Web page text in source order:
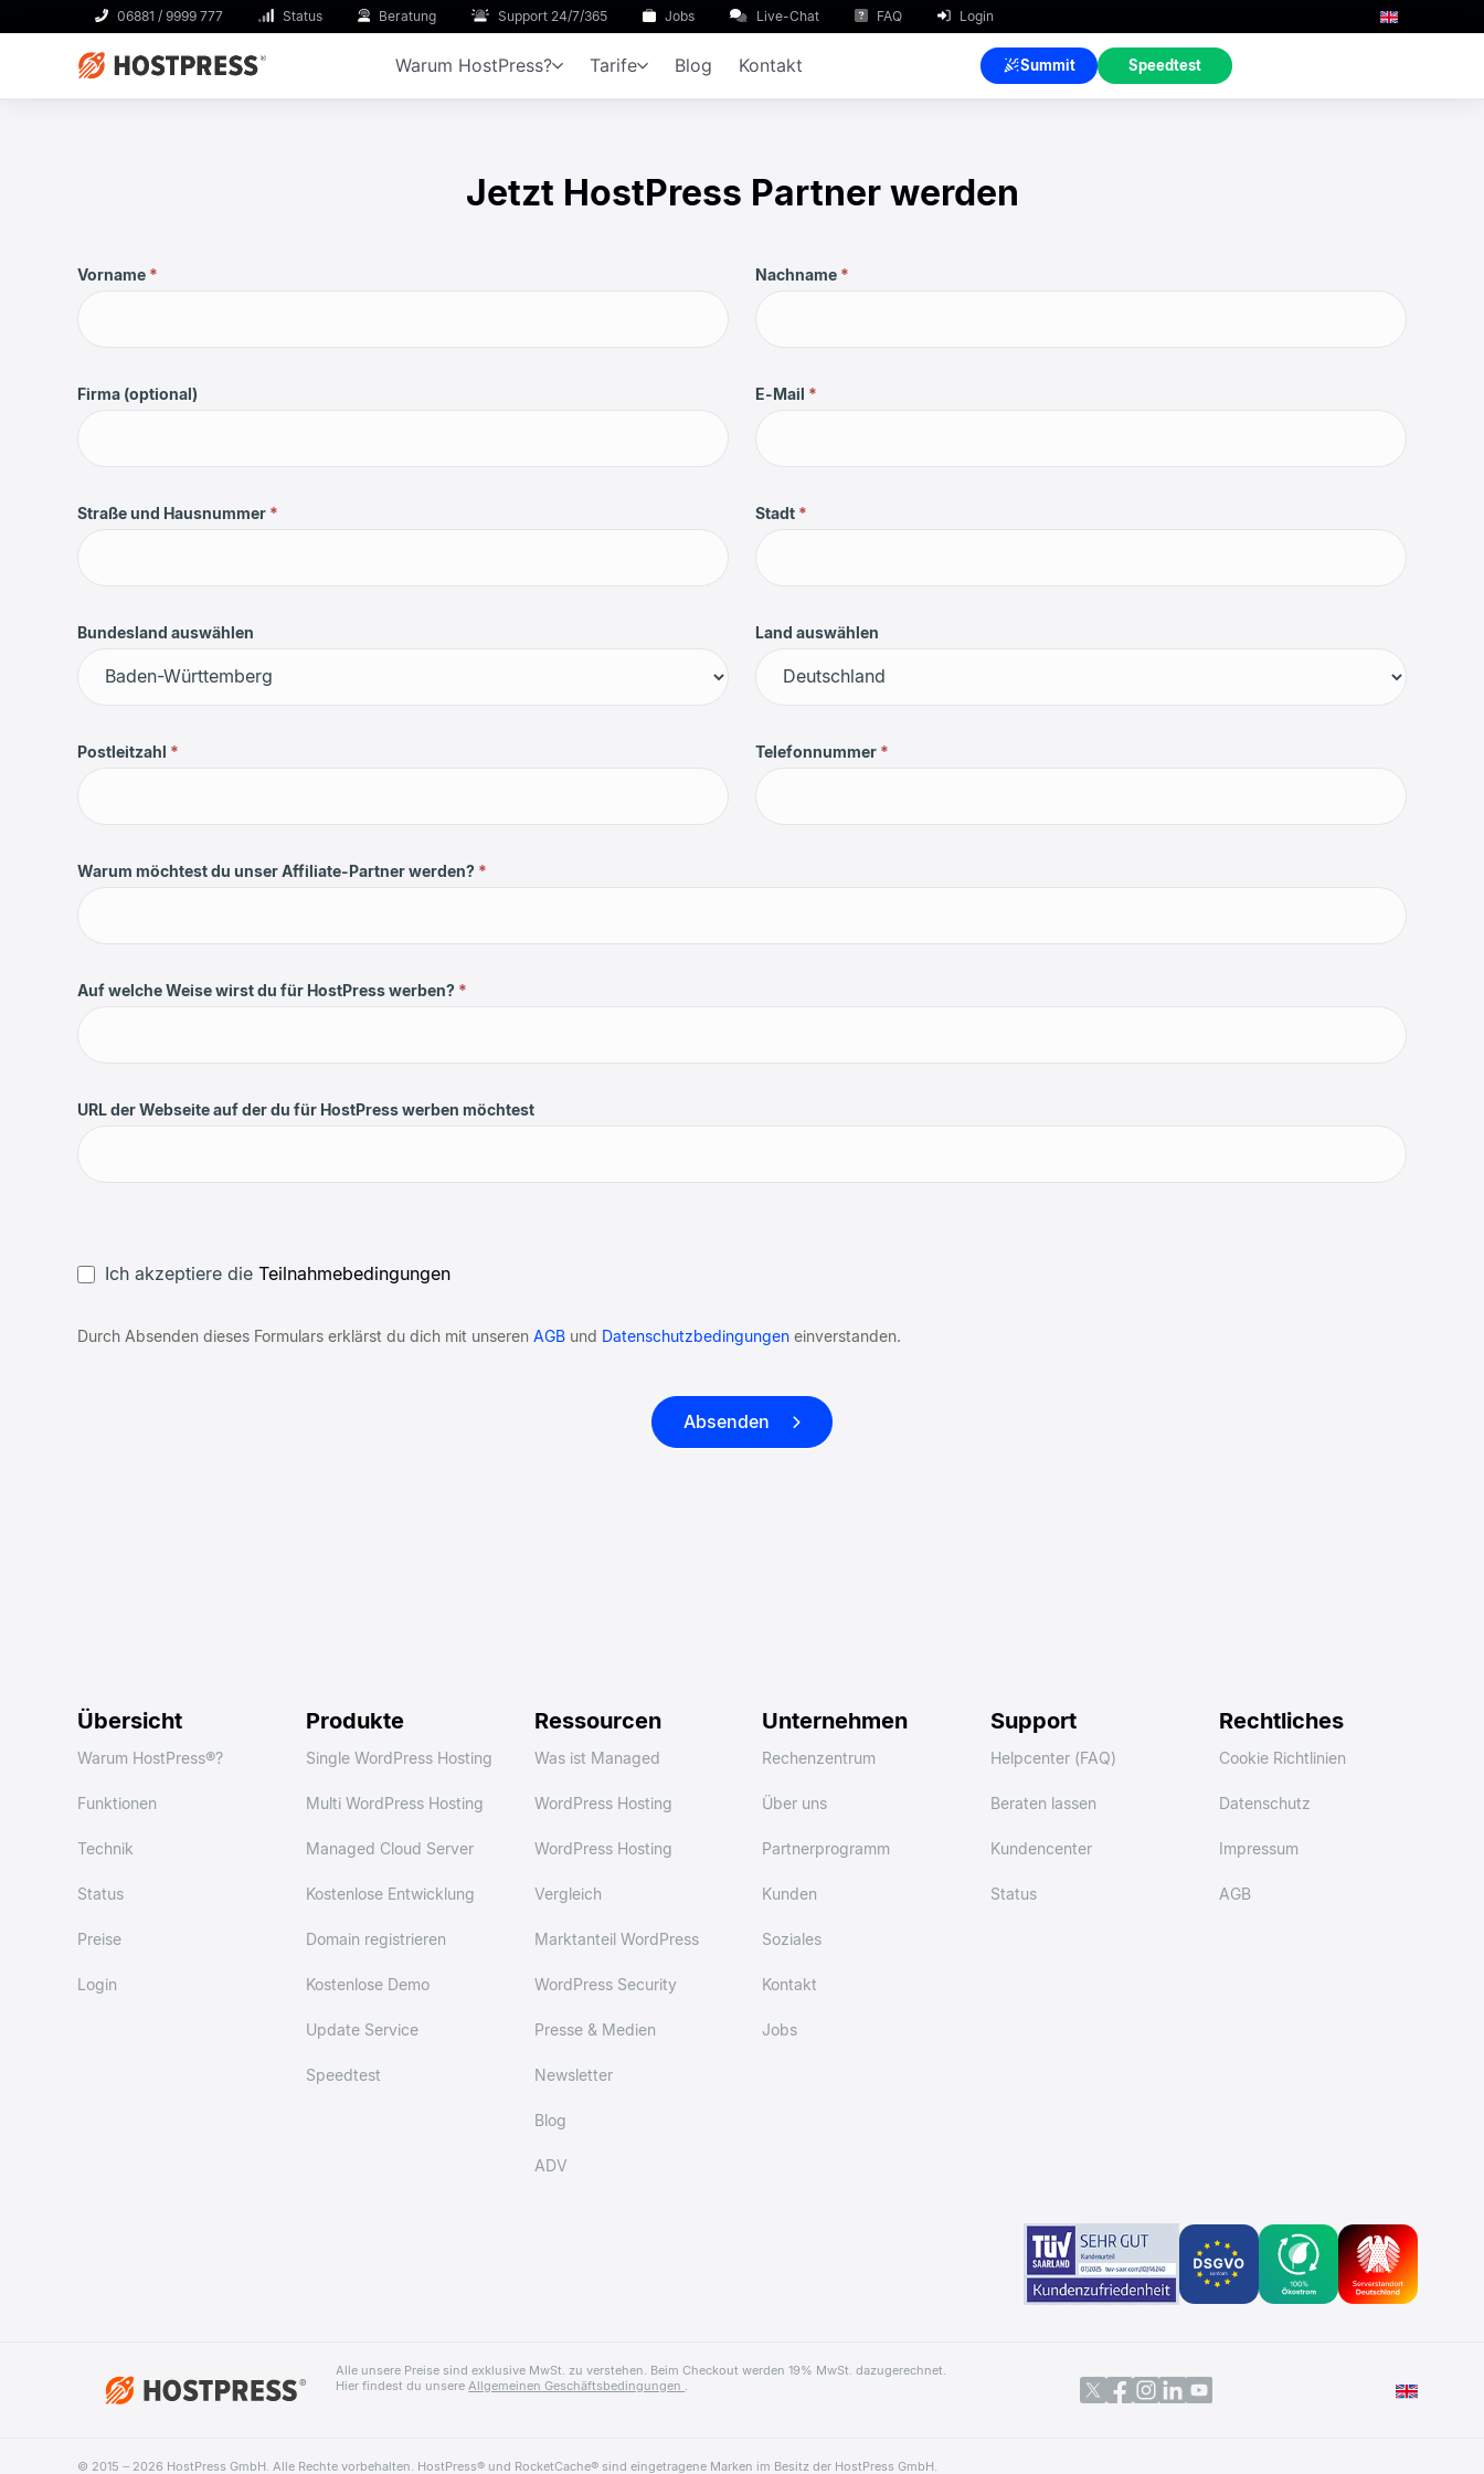
06881 / 9999 777 Status Beratung Support 24/7/365 Jobs Live-Chat FAQ Login
Warum HostPress? Tarife Blog Kontakt Summit Speedtest
Jetzt HostPress Partner werden
Vorname * Nachname *
Firma (optional) E-Mail *
Straße und Hausnummer * Stadt *
Bundesland auswählen Land auswählen
Postleitzahl * Telefonnummer *
Warum möchtest du unser Affiliate-Partner werden? *
Auf welche Weise wirst du für HostPress werben? *
URL der Webseite auf der du für HostPress werben möchtest
Ich akzeptiere die Teilnahmebedingungen
Durch Absenden dieses Formulars erklärst du dich mit unseren AGB und Datenschutzbedingungen einverstanden.
Absenden
Übersicht
Warum HostPress®?
Funktionen
Technik
Status
Preise
Login
Produkte
Single WordPress Hosting
Multi WordPress Hosting
Managed Cloud Server
Kostenlose Entwicklung
Domain registrieren
Kostenlose Demo
Update Service
Speedtest
Ressourcen
Was ist Managed
WordPress Hosting
WordPress Hosting
Vergleich
Marktanteil WordPress
WordPress Security
Presse & Medien
Newsletter
Blog
ADV
Unternehmen
Rechenzentrum
Über uns
Partnerprogramm
Kunden
Soziales
Kontakt
Jobs
Support
Helpcenter (FAQ)
Beraten lassen
Kundencenter
Status
Rechtliches
Cookie Richtlinien
Datenschutz
Impressum
AGB
Alle unsere Preise sind exklusive MwSt. zu verstehen. Beim Checkout werden 19% MwSt. dazugerechnet.
Hier findest du unsere Allgemeinen Geschäftsbedingungen
© 2015 – 2026 HostPress GmbH. Alle Rechte vorbehalten. HostPress® und RocketCache® sind eingetragene Marken im Besitz der HostPress GmbH.